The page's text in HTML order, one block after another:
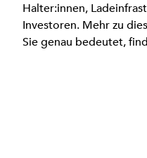
Halter:innen,
Investoren. Mehr zu
Sie genau bedeutet,